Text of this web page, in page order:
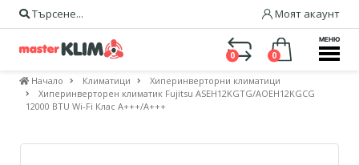
Търсене... Моят акаунт
0 0
МЕНЮ
Начало Климатици
Хиперинверторни климатици
Хиперинверторен климатик Fujitsu ASEH12KGTG/AOEH12KGCG
12000 BTU Wi-Fi Клас A+++/А+++